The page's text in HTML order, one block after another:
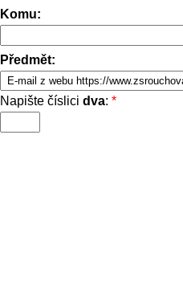
Komu:
Předmět:
Napište číslici dva: *